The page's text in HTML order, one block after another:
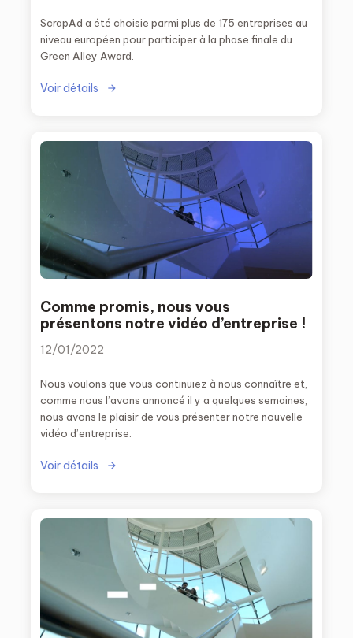
ScrapAd a été choisie parmi plus de 175 entreprises au
niveau européen pour participer à la phase finale du
Green Alley Award.
Voir détails
Comme promis, nous vous
présentons notre vidéo d’entreprise !
12/01/2022
Nous voulons que vous continuiez à nous connaître et,
comme nous l’avons annoncé il y a quelques semaines,
nous avons le plaisir de vous présenter notre nouvelle
vidéo d’entreprise.
Voir détails